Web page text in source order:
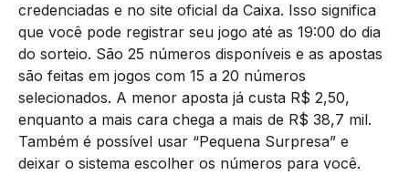
credenciadas e no site oficial da Caixa. Isso significa
que você pode registrar seu jogo até as 19:00 do dia
do sorteio. São 25 números disponíveis e as apostas
são feitas em jogos com 15 a 20 números
selecionados. A menor aposta já custa R$ 2,50,
enquanto a mais cara chega a mais de R$ 38,7 mil.
Também é possível usar “Pequena Surpresa” e
deixar o sistema escolher os números para você.